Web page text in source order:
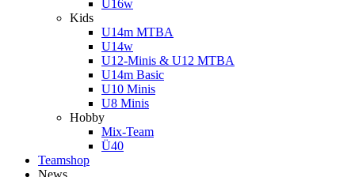
U16w
Kids
U14m MTBA
U14w
U12-Minis & U12 MTBA
U14m Basic
U10 Minis
U8 Minis
Hobby
Mix-Team
Ü40
Teamshop
News